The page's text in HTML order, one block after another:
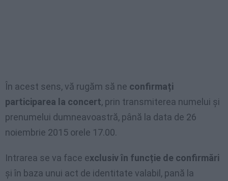
În acest sens, vă rugăm să ne confirmați
participarea la concert, prin transmiterea numelui și
prenumelui dumneavoastră, până la data de 26
noiembrie 2015 orele 17.00.
Intrarea se va face exclusiv în funcție de confirmări
și în baza unui act de identitate valabil, pană la